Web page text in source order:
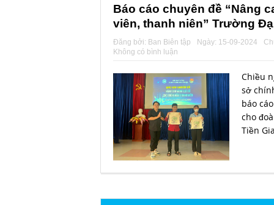
Báo cáo chuyên đề “Nâng
viên, thanh niên” Trường
Đăng bởi: Ban Biên tập Ngày: 15-09-2024
Không có bình luận
Chiều
sở
báo
cho
Tiền